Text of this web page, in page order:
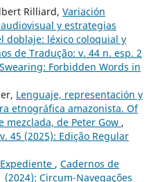
Rilliard, Variación
y estrategias
doblaje: léxico coloquial y
de Tradução: v. 44 n. esp. 2
Forbidden Words in
Lenguaje, representación y
etnográfica amazonista. Of
mezclada, de Peter Gow ,
45 (2025): Edição Regular
Expediente , Cadernos de
Circum-Navegações